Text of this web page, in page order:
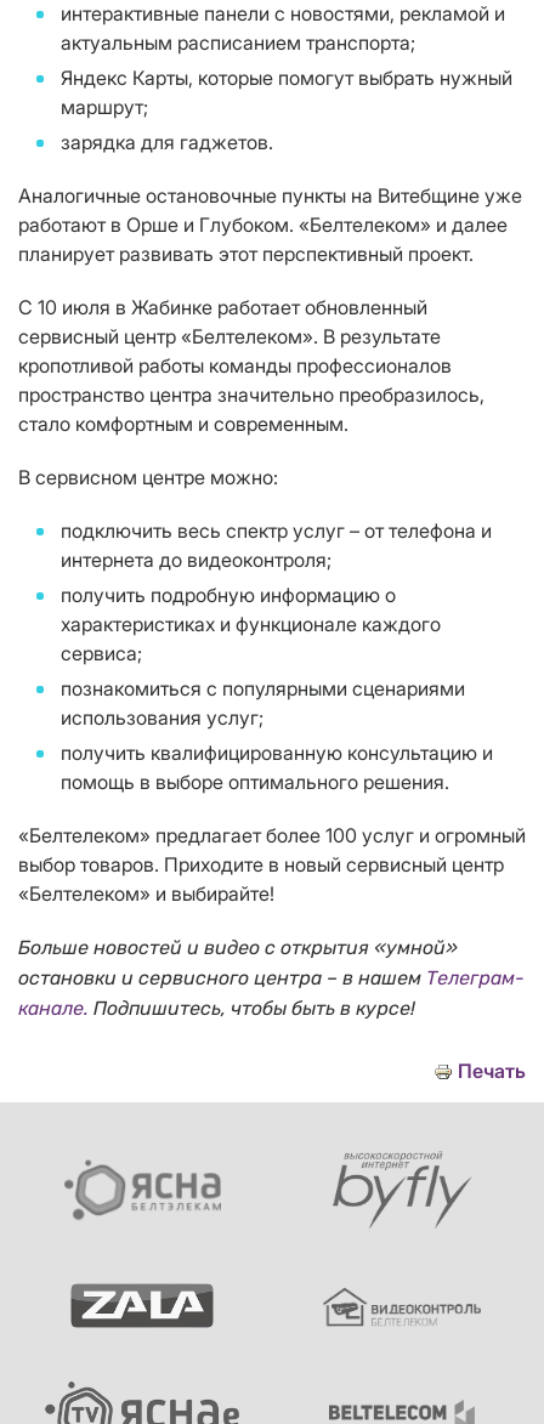
интерактивные панели с новостями, рекламой и
актуальным расписанием транспорта;
Яндекс Карты, которые помогут выбрать нужный
маршрут;
зарядка для гаджетов.
Аналогичные остановочные пункты на Витебщине уже
работают в Орше и Глубоком. «Белтелеком» и далее
планирует развивать этот перспективный проект.
С 10 июля в Жабинке работает обновленный
сервисный центр «Белтелеком». В результате
кропотливой работы команды профессионалов
пространство центра значительно преобразилось,
стало комфортным и современным.
В сервисном центре можно:
подключить весь спектр услуг – от телефона и
интернета до видеоконтроля;
получить подробную информацию о
характеристиках и функционале каждого
сервиса;
познакомиться с популярными сценариями
использования услуг;
получить квалифицированную консультацию и
помощь в выборе оптимального решения.
«Белтелеком» предлагает более 100 услуг и огромный
выбор товаров. Приходите в новый сервисный центр
«Белтелеком» и выбирайте!
Больше новостей и видео с открытия «умной»
остановки и сервисного центра – в нашем Телеграм-
канале. Подпишитесь, чтобы быть в курсе!
Печать